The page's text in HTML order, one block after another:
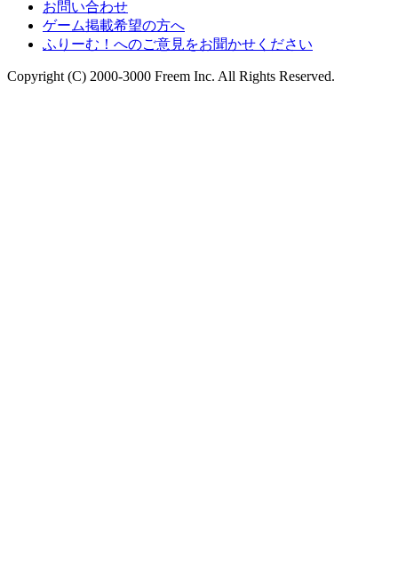
お問い合わせ
ゲーム掲載希望の方へ
ふりーむ！へのご意見をお聞かせください
Copyright (C) 2000-3000 Freem Inc. All Rights Reserved.